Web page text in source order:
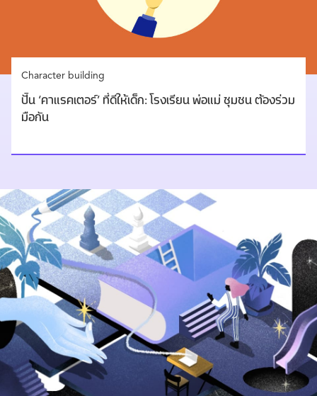
Character building
ปั้น ‘คาแรคเตอร์’ ที่ดีให้เด็ก: โรงเรียน พ่อแม่ ชุมชน ต้องร่วม
มือกัน